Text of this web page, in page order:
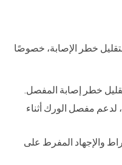
خطر الإصابة، خصوصًا
خطر إصابة المفصل.
لدعم مفصل الورك أثناء
والإجهاد المفرط على